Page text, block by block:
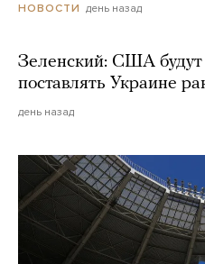
НОВОСТИ день назад
Зеленский: США
поставлять Украине
день назад